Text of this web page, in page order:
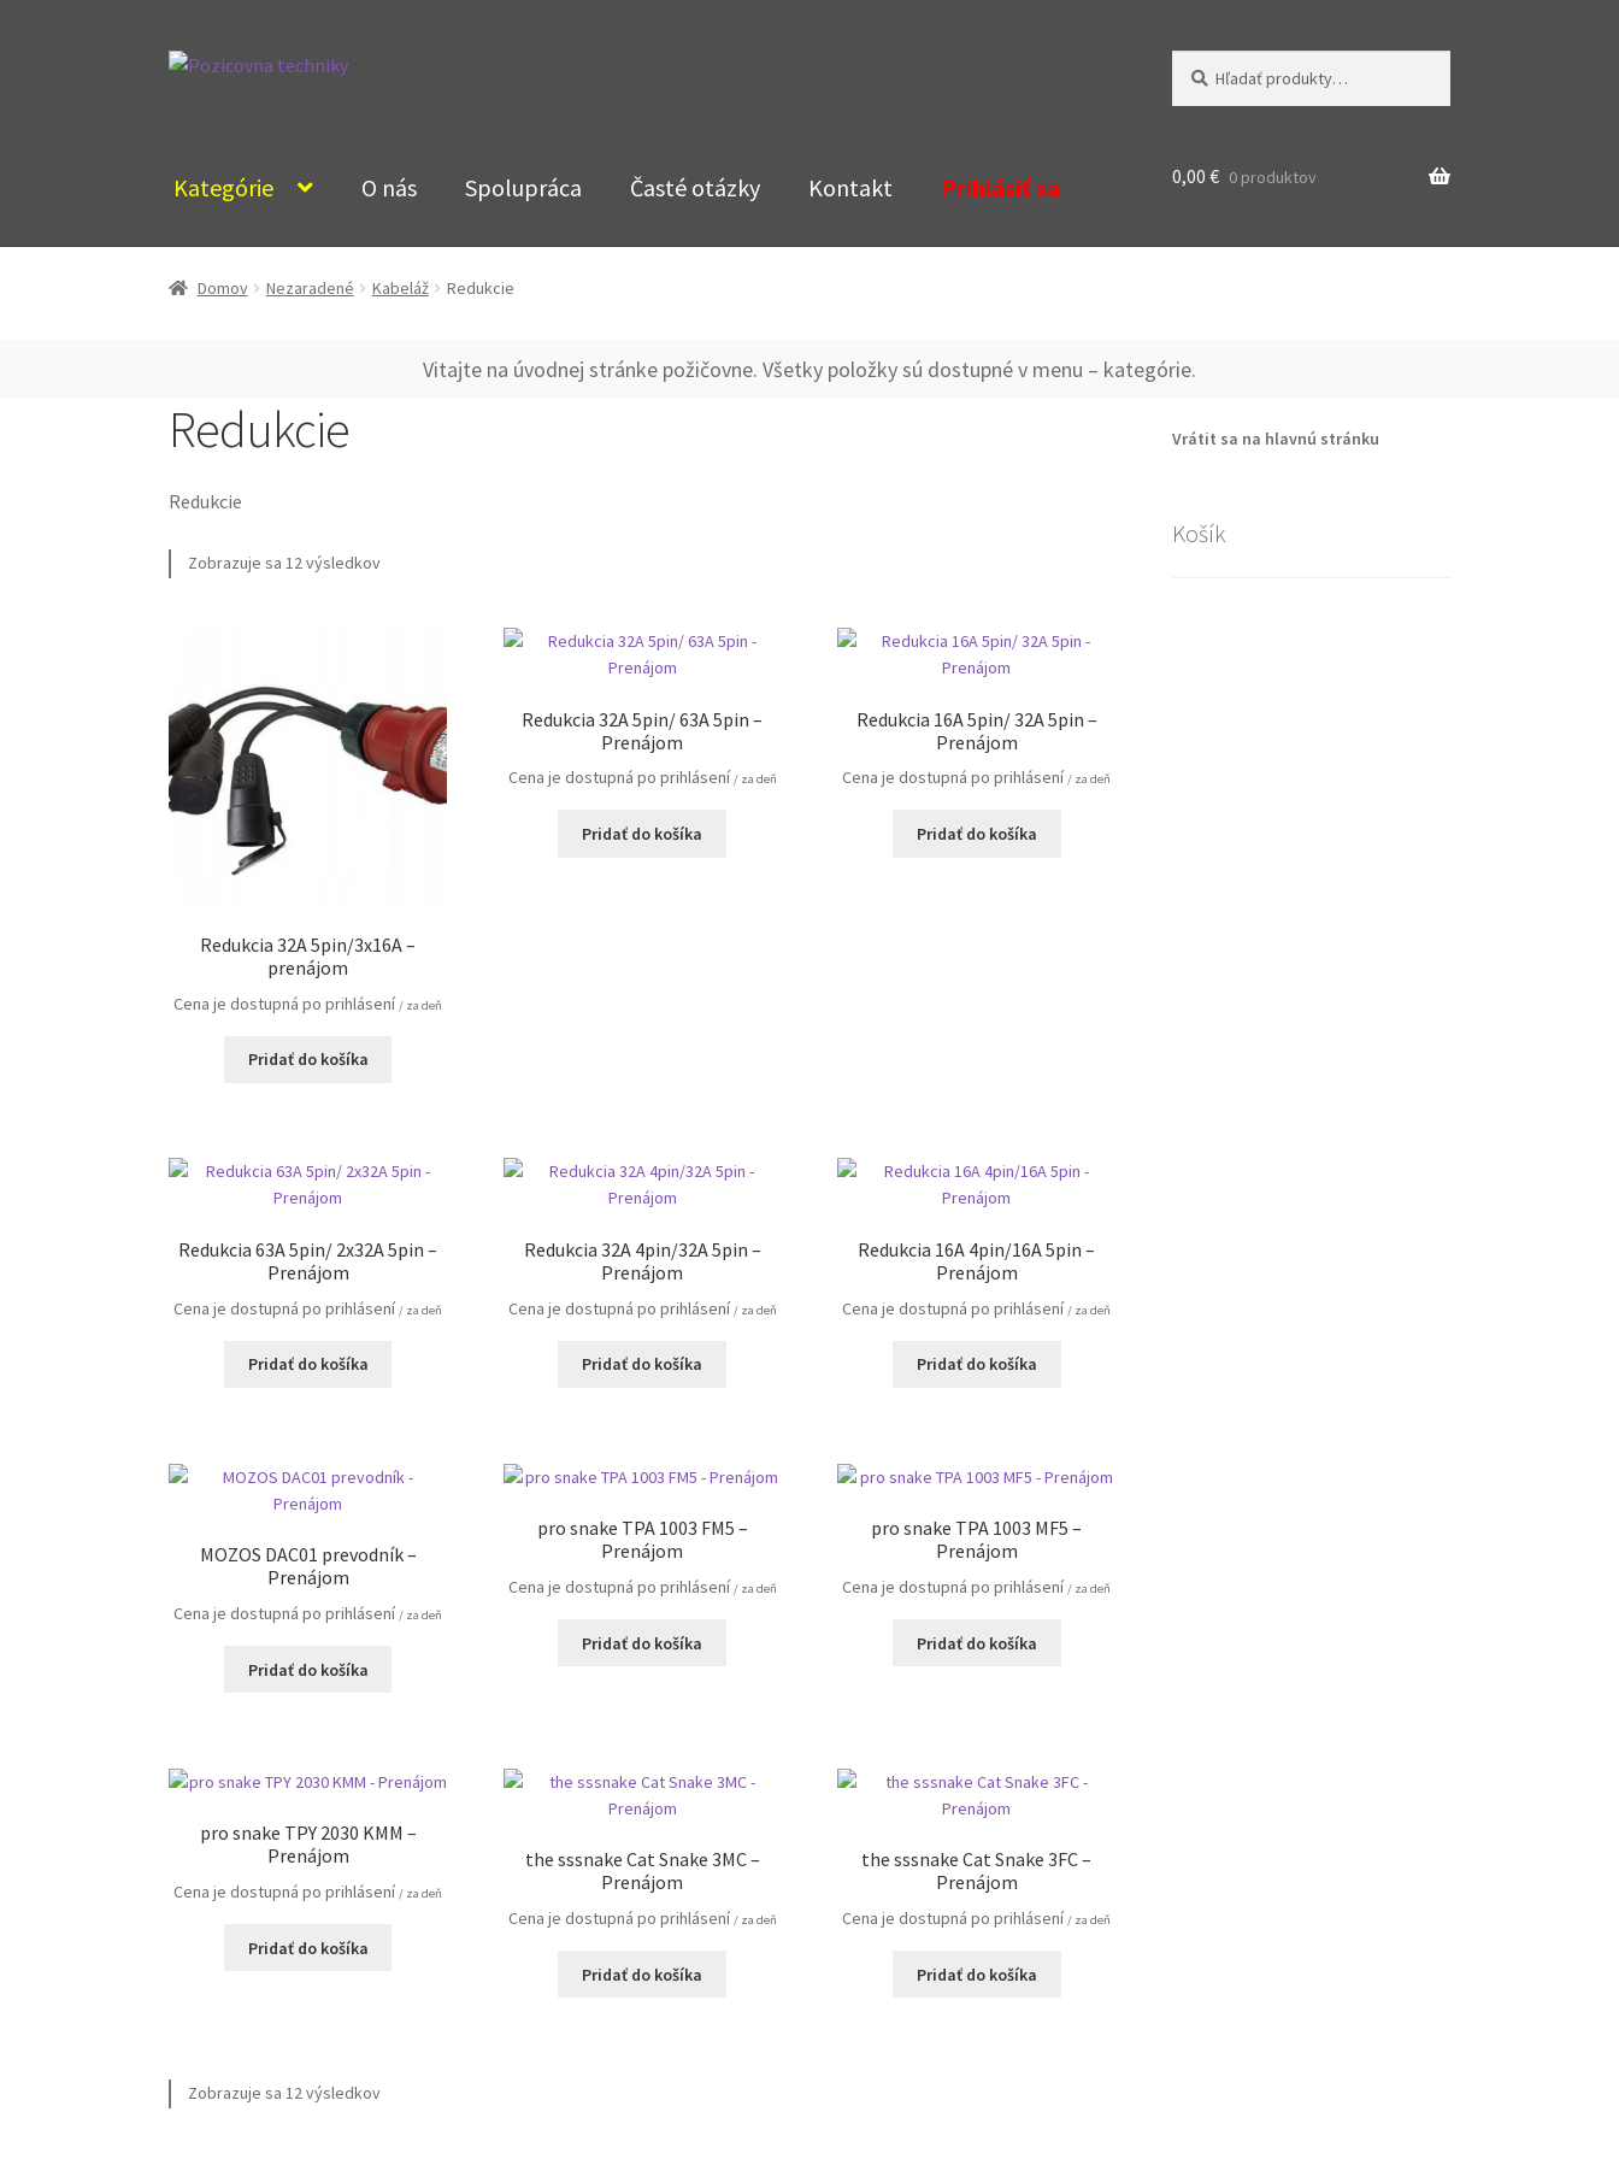
Preskočiť
Preskočiť
Kategórie O nás Spolupráca Časté otázky Kontakt Prihlásiť sa 0,00 € 0 produktov
Domov Nezaradené Kabeláž Redukcie
Vitajte na úvodnej stránke požičovne. Všetky položky sú dostupné v menu – kategórie.
Redukcie
Redukcie
Zobrazuje sa 12 výsledkov
Redukcia 32A 5pin/3x16A –
prenájom
Cena je dostupná po prihlásení / za deň
Pridať do košíka
Redukcia 32A 5pin/ 63A 5pin –
Prenájom
Cena je dostupná po prihlásení / za deň
Pridať do košíka
Redukcia 16A 5pin/ 32A 5pin –
Prenájom
Cena je dostupná po prihlásení / za deň
Pridať do košíka
Redukcia 63A 5pin/ 2x32A 5pin –
Prenájom
Cena je dostupná po prihlásení / za deň
Pridať do košíka
Redukcia 32A 4pin/32A 5pin –
Prenájom
Cena je dostupná po prihlásení / za deň
Pridať do košíka
Redukcia 16A 4pin/16A 5pin –
Prenájom
Cena je dostupná po prihlásení / za deň
Pridať do košíka
MOZOS DAC01 prevodník –
Prenájom
Cena je dostupná po prihlásení / za deň
Pridať do košíka
pro snake TPA 1003 FM5 –
Prenájom
Cena je dostupná po prihlásení / za deň
Pridať do košíka
pro snake TPA 1003 MF5 –
Prenájom
Cena je dostupná po prihlásení / za deň
Pridať do košíka
pro snake TPY 2030 KMM –
Prenájom
Cena je dostupná po prihlásení / za deň
Pridať do košíka
the sssnake Cat Snake 3MC –
Prenájom
Cena je dostupná po prihlásení / za deň
Pridať do košíka
the sssnake Cat Snake 3FC –
Prenájom
Cena je dostupná po prihlásení / za deň
Pridať do košíka
Zobrazuje sa 12 výsledkov
Vrátit sa na hlavnú stránku
Košík